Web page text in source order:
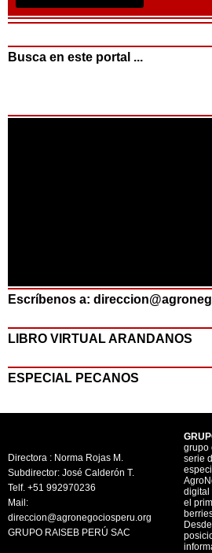
Busca en este portal ...
Escríbenos a:
LIBRO VIRTUAL ARANDANOS
ESPECIAL PECANOS
Directora : Norma Rojas M.
Subdirector: José Calderón T.
Telf. +51 992970236
Mail:
direccion@agronegociosperu.org
GRUPO RAISEB PERÚ SAC
grupo
serie
digital
el